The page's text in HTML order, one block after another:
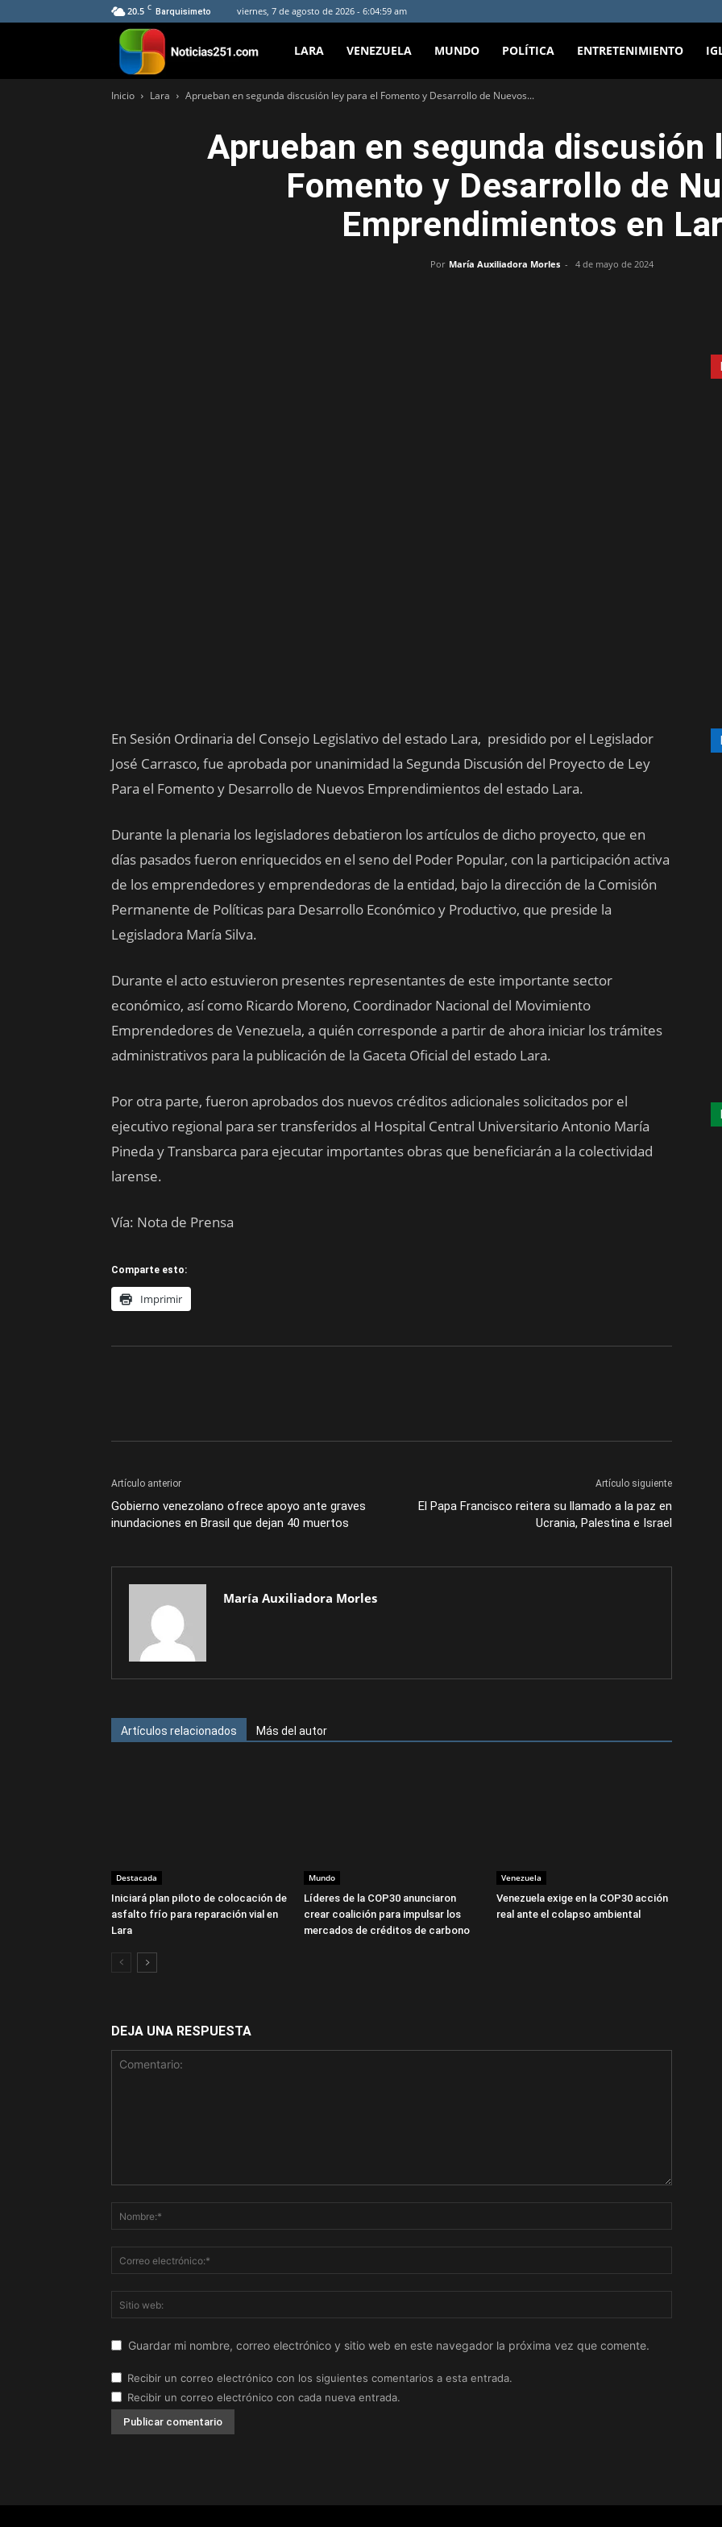
20.5 C Barquisimeto viernes, 7 de agosto de 2026 - 6:04:59 am
Noticias251
LARA VENEZUELA MUNDO POLÍTICA ENTRETENIMIENTO
Inicio Lara Aprueban en segunda discusión ley para el Fomento y Desarrollo de Nuevos...
Aprueban en segunda discusión
Fomento y Desarrollo de
Emprendimientos en
Por María Auxiliadora Morles - 4 de mayo de 2024
En Sesión Ordinaria del Consejo Legislativo del estado Lara, presidido por el Legislador
José Carrasco, fue aprobada por unanimidad la Segunda Discusión del Proyecto de Ley
Para el Fomento y Desarrollo de Nuevos Emprendimientos del estado Lara.
Durante la plenaria los legisladores debatieron los artículos de dicho proyecto, que en
días pasados fueron enriquecidos en el seno del Poder Popular, con la participación activa
de los emprendedores y emprendedoras de la entidad, bajo la dirección de la Comisión
Permanente de Políticas para Desarrollo Económico y Productivo, que preside la
Legisladora María Silva.
Durante el acto estuvieron presentes representantes de este importante sector
económico, así como Ricardo Moreno, Coordinador Nacional del Movimiento
Emprendedores de Venezuela, a quién corresponde a partir de ahora iniciar los trámites
administrativos para la publicación de la Gaceta Oficial del estado Lara.
Por otra parte, fueron aprobados dos nuevos créditos adicionales solicitados por el
ejecutivo regional para ser transferidos al Hospital Central Universitario Antonio María
Pineda y Transbarca para ejecutar importantes obras que beneficiarán a la colectividad
larense.
Vía: Nota de Prensa
Comparte esto:
Imprimir
Artículo anterior
Gobierno venezolano ofrece apoyo ante graves
inundaciones en Brasil que dejan 40 muertos
Artículo siguiente
El Papa Francisco reitera su llamado a la paz en
Ucrania, Palestina e Israel
María Auxiliadora Morles
Artículos relacionados Más del autor
Destacada
Iniciará plan piloto de colocación de
asfalto frío para reparación vial en
Lara
Mundo
Líderes de la COP30 anunciaron
crear coalición para impulsar los
mercados de créditos de carbono
Venezuela
Venezuela exige en la COP30 acción
real ante el colapso ambiental
DEJA UNA RESPUESTA
Guardar mi nombre, correo electrónico y sitio web en este navegador la próxima vez que comente.
Recibir un correo electrónico con los siguientes comentarios a esta entrada.
Recibir un correo electrónico con cada nueva entrada.